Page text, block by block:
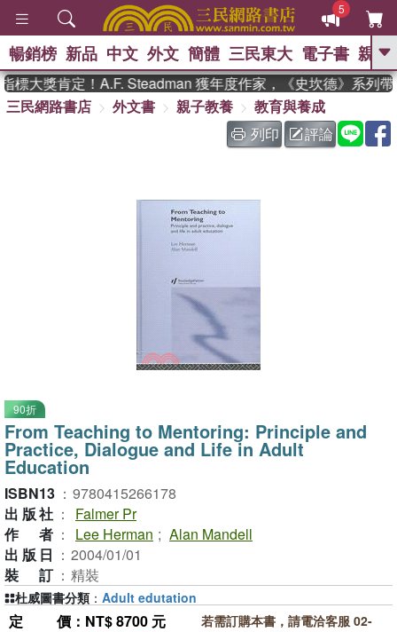
5
GO
熱搜： 東野圭吾 、 高希均教授回憶錄
The Odyssey 、 父親節 、 如果歷
史是一群喵 、 暑期推薦 、 國際布克
偉大的迷走神經
暢銷榜 新品 中文 外文 簡體 三民東大 電子書 親子
大獎肯定！A.F. Steadman 獲年度作家，《史坎德》系列帶
三民網路書店
外文書 親子教養
教育與養成
列印
評論
90折
From Teaching to Mentoring: Principle and
Practice, Dialogue and Life in Adult
Education
ISBN13 ： 9780415266178
出版社 ：
Falmer Pr
作者 ： Lee Herman ; Alan Mandell
出版日 ： 2004/01/01
裝訂 ： 精裝
定價 ：NT$ 8700 元
若需訂購本書，請電洽客服 02-
杜威圖書分類 ： Adult edutation